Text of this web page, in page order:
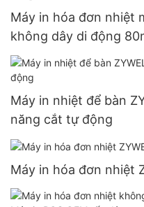
Máy in hóa đơn nhiệt
không dây di động
Máy in nhiệt để bàn
năng cắt tự động
Máy in hóa đơn nhiệt